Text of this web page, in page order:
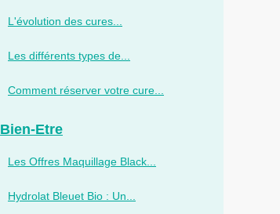
L'évolution des cures...
Les différents types de...
Comment réserver votre cure...
Bien-Etre
Les Offres Maquillage Black...
Hydrolat Bleuet Bio : Un...